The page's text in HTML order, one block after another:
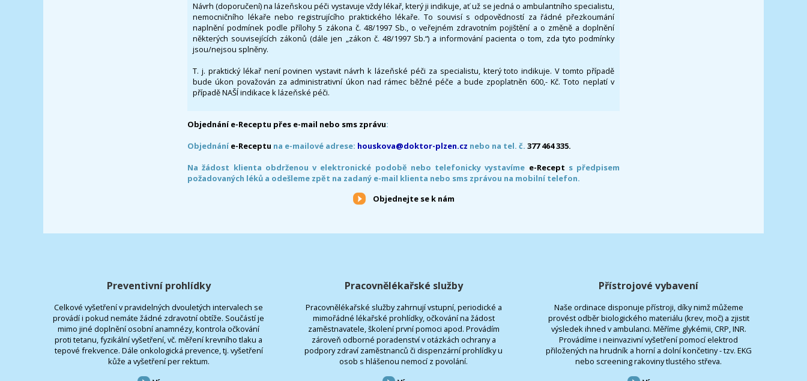
Návrh (doporučení) na lázeňskou péči vystavuje vždy lékař, který ji indikuje, ať už se jedná o ambulantního specialistu,
nemocničního lékaře nebo registrujícího praktického lékaře. To souvisí s odpovědností za řádné přezkoumání
naplnění podmínek podle přílohy 5 zákona č. 48/1997 Sb., o veřejném zdravotním pojištění a o změně a doplnění
některých souvisejících zákonů (dále jen „zákon č. 48/1997 Sb.“) a informování pacienta o tom, zda tyto podmínky
jsou/nejsou splněny.
T. j. praktický lékař není povinen vystavit návrh k lázeňské péči za specialistu, který toto indikuje. V tomto případě
bude úkon považován za administrativní úkon nad rámec běžné péče a bude zpoplatněn 600,- Kč. Toto neplatí v
případě NAŠÍ indikace k lázeňské péči.
Objednání e-Receptu přes e-mail nebo sms zprávu:
Objednáníe-Receptu na e-mailové adrese: houskova@doktor-plzen.cz nebo na tel. č. 377 464 335.
Na žádost klienta obdrženou v elektronické podobě nebo telefonicky vystavíme e-Recept s předpisem
požadovaných léků a odešleme zpět na zadaný e-mail klienta nebo sms zprávou na mobilní telefon.
Objednejte se k nám
Preventivní prohlídky
Celkové vyšetření v pravidelných dvouletých intervalech se
provádí i pokud nemáte žádné zdravotní obtíže. Součástí je
mimo jiné doplnění osobní anamnézy, kontrola očkování
proti tetanu, fyzikální vyšetření, vč. měření krevního tlaku a
tepové frekvence. Dále onkologická prevence, tj. vyšetření
kůže a vyšetření per rektum.
Pracovnělékařské služby
Pracovnělékařské služby zahrnují vstupní, periodické a
mimořádné lékařské prohlídky, očkování na žádost
zaměstnavatele, školení první pomoci apod. Provádím
zároveň odborné poradenství v otázkách ochrany a
podpory zdraví zaměstnanců či dispenzární prohlídky u
osob s hlášenou nemocí z povolání.
Přístrojové vybavení
Naše ordinace disponuje přístroji, díky nimž můžeme
provést odběr biologického materiálu (krev, moč) a zjistit
výsledek ihned v ambulanci. Měříme glykémii, CRP, INR.
Provádíme i neinvazivní vyšetření pomocí elektrod
přiložených na hrudník a horní a dolní končetiny - tzv. EKG
nebo screening rakoviny tlustého střeva.